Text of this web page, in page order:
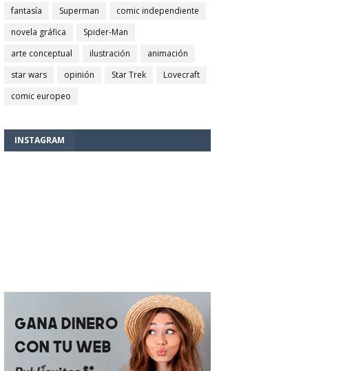
fantasía
Superman
comic independiente
novela gráfica
Spider-Man
arte conceptual
ilustración
animación
star wars
opinión Star Trek
Lovecraft
comic europeo
INSTAGRAM